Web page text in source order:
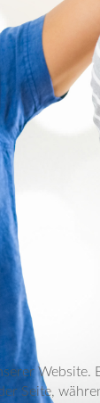
Website.
Seite,